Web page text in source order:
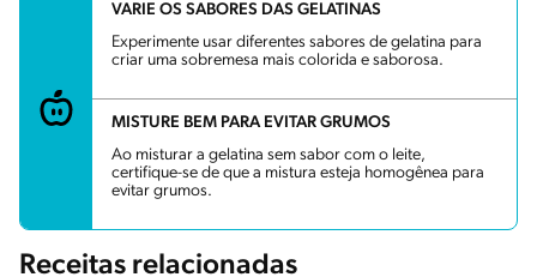
VARIE OS SABORES DAS GELATINAS
Experimente usar diferentes sabores de gelatina para
criar uma sobremesa mais colorida e saborosa.
MISTURE BEM PARA EVITAR GRUMOS
Ao misturar a gelatina sem sabor com o leite,
certifique-se de que a mistura esteja homogênea para
evitar grumos.
Receitas relacionadas